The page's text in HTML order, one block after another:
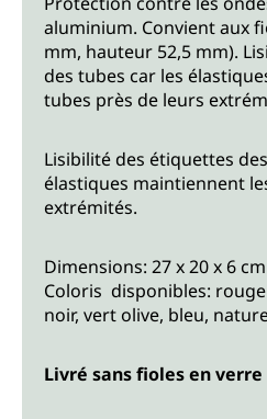
aluminium. Convient aux
mm, hauteur 52,5 mm).
des tubes car les
tubes près de leurs
Lisibilité des étiquettes
élastiques maintiennent
extrémités.
Dimensions: 27 x 20 x 6 cm
Coloris disponibles:
noir, vert olive, bleu,
Livré sans fioles en verre